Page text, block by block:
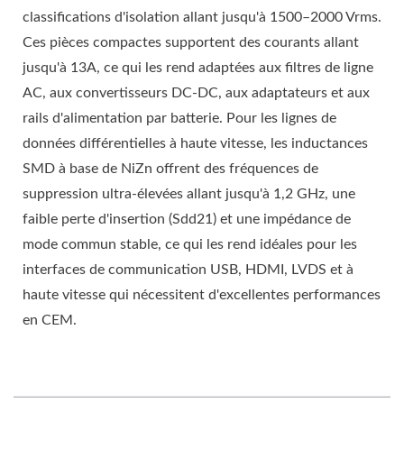
classifications d'isolation allant jusqu'à 1500–2000 Vrms.
Ces pièces compactes supportent des courants allant
jusqu'à 13A, ce qui les rend adaptées aux filtres de ligne
AC, aux convertisseurs DC-DC, aux adaptateurs et aux
rails d'alimentation par batterie. Pour les lignes de
données différentielles à haute vitesse, les inductances
SMD à base de NiZn offrent des fréquences de
suppression ultra-élevées allant jusqu'à 1,2 GHz, une
faible perte d'insertion (Sdd21) et une impédance de
mode commun stable, ce qui les rend idéales pour les
interfaces de communication USB, HDMI, LVDS et à
haute vitesse qui nécessitent d'excellentes performances
en CEM.